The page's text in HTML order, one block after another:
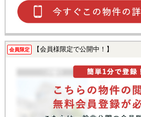
会員限定 【会員様限定で公開中！】